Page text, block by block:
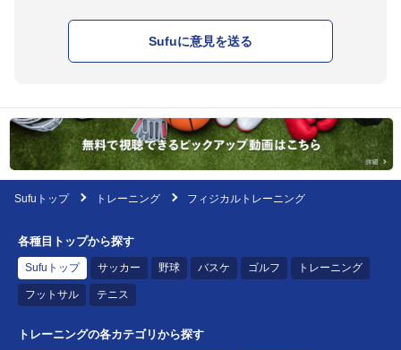
Sufuに意見を送る
Sufuトップ トレーニング フィジカルトレーニング
各種目トップから探す
Sufuトップ サッカー 野球 バスケ ゴルフ トレーニング
フットサル テニス
トレーニングの各カテゴリから探す